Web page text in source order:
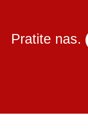
Pratite nas.